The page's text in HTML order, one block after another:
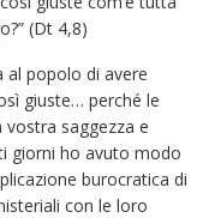
(Dt 4,8)
popolo di avere
giuste… perché le
saggezza e
giorni ho avuto modo
burocratica di
con le loro